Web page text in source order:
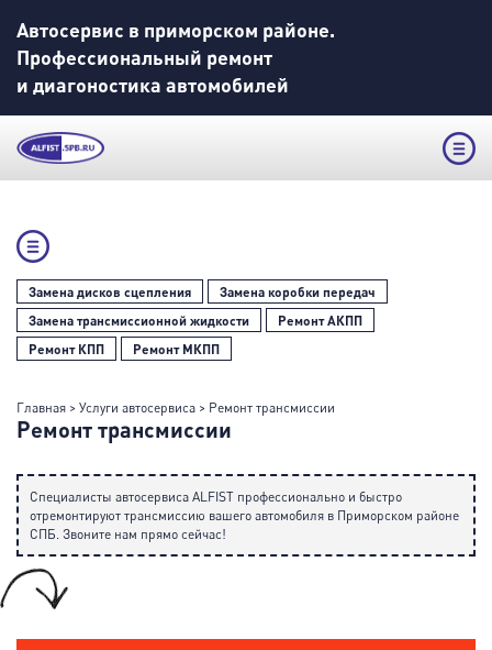
Автосервис в приморском районе.
Профессиональный ремонт
и диагоностика автомобилей
Замена дисков сцепления
Замена коробки передач
Замена трансмиссионной жидкости
Ремонт АКПП
Ремонт КПП
Ремонт МКПП
Главная > Услуги автосервиса > Ремонт трансмиссии
Ремонт трансмиссии
Специалисты автосервиса ALFIST профессионально и быстро
отремонтируют трансмиссию вашего автомобиля в Приморском районе
СПБ. Звоните нам прямо сейчас!